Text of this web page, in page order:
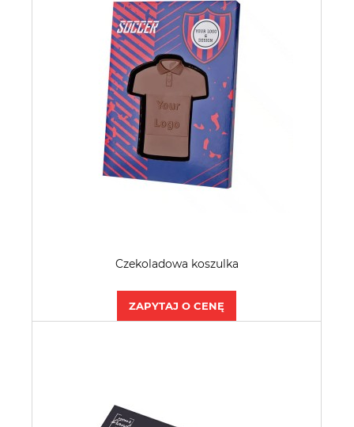
Czekoladowa koszulka
ZAPYTAJ O CENĘ